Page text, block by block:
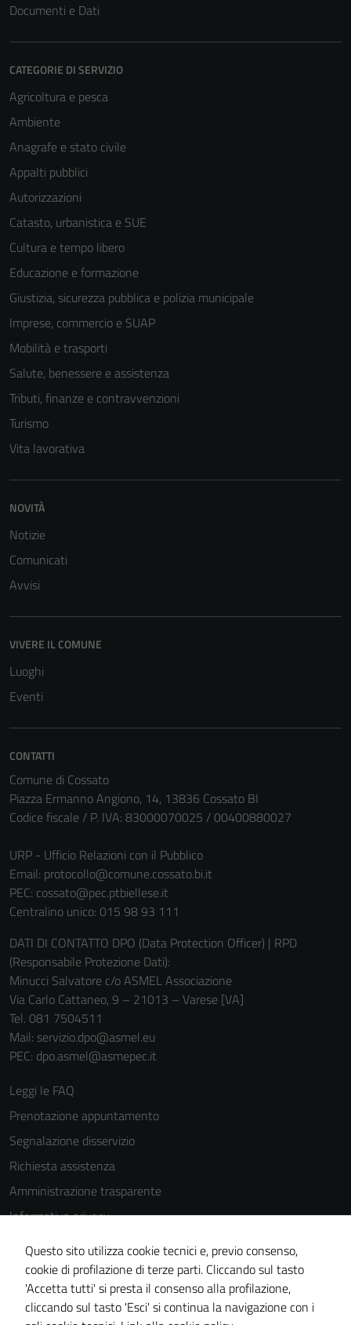
Documenti e Dati
CATEGORIE DI SERVIZIO
Agricoltura e pesca
Ambiente
Anagrafe e stato civile
Appalti pubblici
Autorizzazioni
Catasto, urbanistica e SUE
Cultura e tempo libero
Educazione e formazione
Giustizia, sicurezza pubblica e polizia municipale
Imprese, commercio e SUAP
Mobilità e trasporti
Salute, benessere e assistenza
Tributi, finanze e contravvenzioni
Turismo
Vita lavorativa
NOVITÀ
Notizie
Comunicati
Avvisi
VIVERE IL COMUNE
Luoghi
Eventi
CONTATTI
Comune di Cossato
Piazza Ermanno Angiono, 14, 13836 Cossato BI
Codice fiscale / P. IVA: 83000070025 / 00400880027
URP - Ufficio Relazioni con il Pubblico
Email: protocollo@comune.cossato.bi.it
PEC: cossato@pec.ptbiellese.it
Centralino unico: 015 98 93 111
DATI DI CONTATTO DPO (Data Protection Officer) | RPD
(Responsabile Protezione Dati):
Minucci Salvatore c/o ASMEL Associazione
Via Carlo Cattaneo, 9 – 21013 – Varese [VA]
Tel. 081 7504511
Mail: servizio.dpo@asmel.eu
PEC: dpo.asmel@asmepec.it
Leggi le FAQ
Prenotazione appuntamento
Segnalazione disservizio
Richiesta assistenza
Amministrazione trasparente
Informativa privacy
Cookie Policy
Note legali
Dichiarazione di accessibilità
Piano di miglioramento del sito
Questo sito utilizza cookie tecnici e, previo consenso,
cookie di profilazione di terze parti. Cliccando sul tasto
'Accetta tutti' si presta il consenso alla profilazione,
cliccando sul tasto 'Esci' si continua la navigazione con i